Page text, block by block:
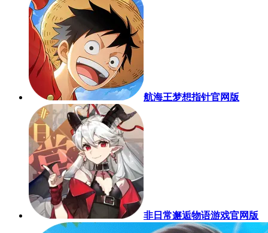
航海王梦想指针官网版
非日常邂逅物语游戏官网版